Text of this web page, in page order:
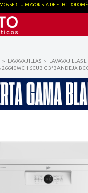
LAVAVAJILLAS
LAVAVAJILLAS
16CUB C 3ªBANDEJA
SER TU MAYORISTA DE